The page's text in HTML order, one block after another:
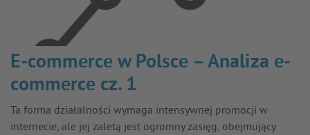
E-commerce w Polsce – Analiza e-
commerce cz. 1
Ta forma działalności wymaga intensywnej promocji w
internecie, ale jej zaletą jest ogromny zasięg, obejmujący